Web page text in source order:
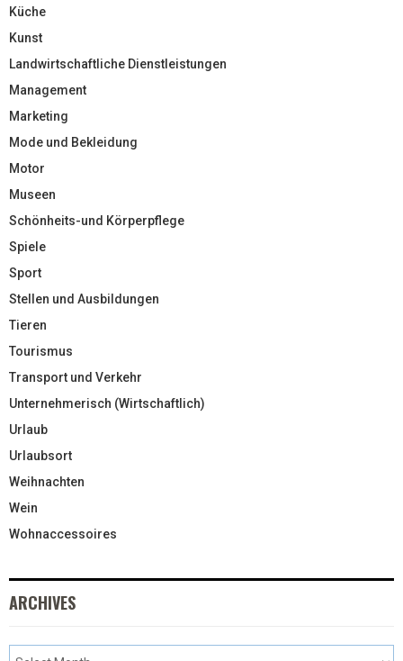
Küche
Kunst
Landwirtschaftliche Dienstleistungen
Management
Marketing
Mode und Bekleidung
Motor
Museen
Schönheits-und Körperpflege
Spiele
Sport
Stellen und Ausbildungen
Tieren
Tourismus
Transport und Verkehr
Unternehmerisch (Wirtschaftlich)
Urlaub
Urlaubsort
Weihnachten
Wein
Wohnaccessoires
ARCHIVES